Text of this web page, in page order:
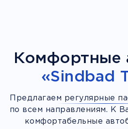
Комфортные
«Sindbad
Предлагаем регулярные
по всем направлениям. К
комфортабельные